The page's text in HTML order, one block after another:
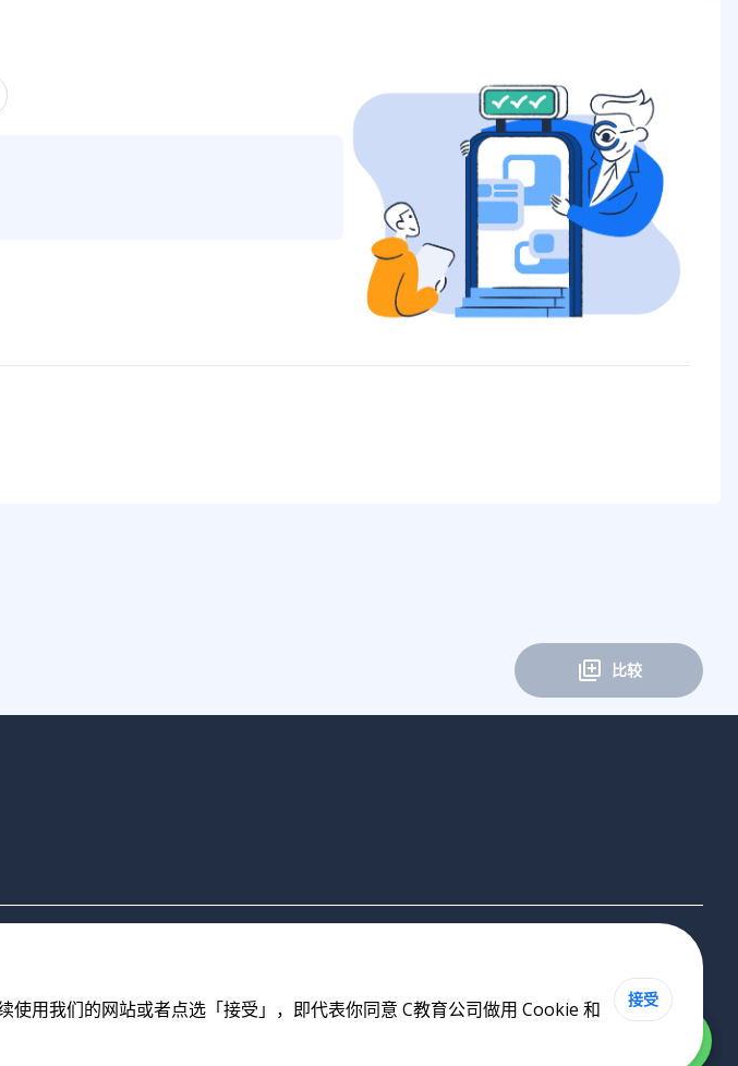
比较
用我们的网站或者点选「接受」，即代表你同意 C教育公司做用 Cookie 和
接受